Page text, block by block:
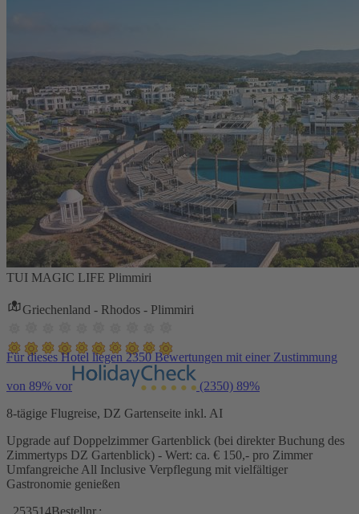
TUI MAGIC LIFE Plimmiri
Griechenland - Rhodos - Plimmiri
Für dieses Hotel liegen 2350 Bewertungen mit einer Zustimmung
von 89% vor (2350) 89%
8-tägige Flugreise, DZ Gartenseite inkl. AI
Upgrade auf Doppelzimmer Gartenblick (bei direkter Buchung des
Zimmertyps DZ Gartenblick) - Wert: ca. € 150,- pro Zimmer
Umfangreiche All Inclusive Verpflegung mit vielfältiger
Gastronomie genießen
253514Bestellnr.: